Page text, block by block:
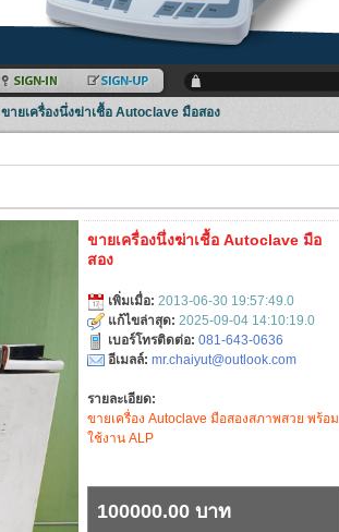
ขายเครื่องนึ่งฆ่าเชื้อ Autoclave มือสอง
ขายเครื่องนึ่งฆ่าเชื้อ Autoclave มือ
สอง
เพิ่มเมื่อ: 2013-06-30 19:57:49.0
แก้ไขล่าสุด: 2025-09-04 14:10:19.0
เบอร์โทรติดต่อ: 081-643-0636
อีเมลล์: mr.chaiyut@outlook.com
รายละเอียด:
ขายเครื่อง Autoclave มือสองสภาพสวย พร้อม
ใช้งาน ALP
100000.00 บาท